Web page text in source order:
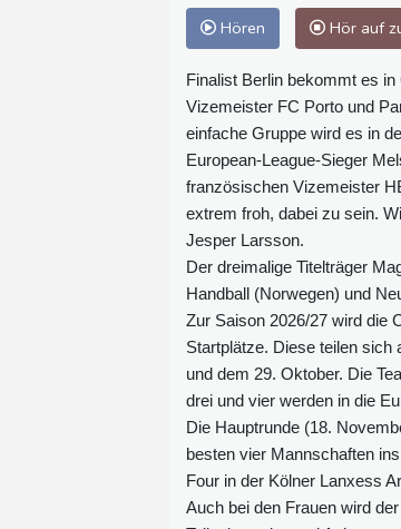
Hören Hör auf
Finalist Berlin bekommt es
Vizemeister FC Porto und
einfache Gruppe wird es in
European-League-Sieger
französischen Vizemeister
extrem froh, dabei zu sein.
Jesper Larsson.
Der dreimalige Titelträger
Handball (Norwegen) und
Zur Saison 2026/27 wird die
Startplätze. Diese teilen
und dem 29. Oktober. Die
drei und vier werden in die
Die Hauptrunde (18.
besten vier Mannschaften
Four in der Kölner Lanxess
Auch bei den Frauen wird